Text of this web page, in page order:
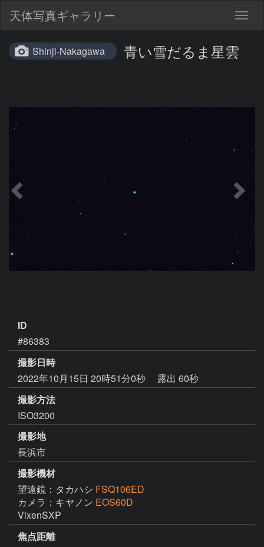
天体写真ギャラリー
Shinji-Nakagawa 青い雪だるま星雲
ID
#86383
撮影日時
2022年10月15日 20時51分0秒
露出 60秒
撮影方法
ISO3200
撮影地
長浜市
撮影機材
望遠鏡：タカハシ FSQ106ED
カメラ：キヤノン EOS60D
VixenSXP
焦点距離